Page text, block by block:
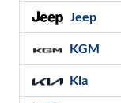
Jeep
KGM
Kia